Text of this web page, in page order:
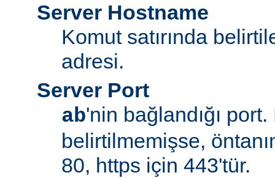
Server Hostname
Komut satırında
adresi.
Server Port
ab'nin bağlandığı
belirtilmemişse,
80, https için 443'tür.